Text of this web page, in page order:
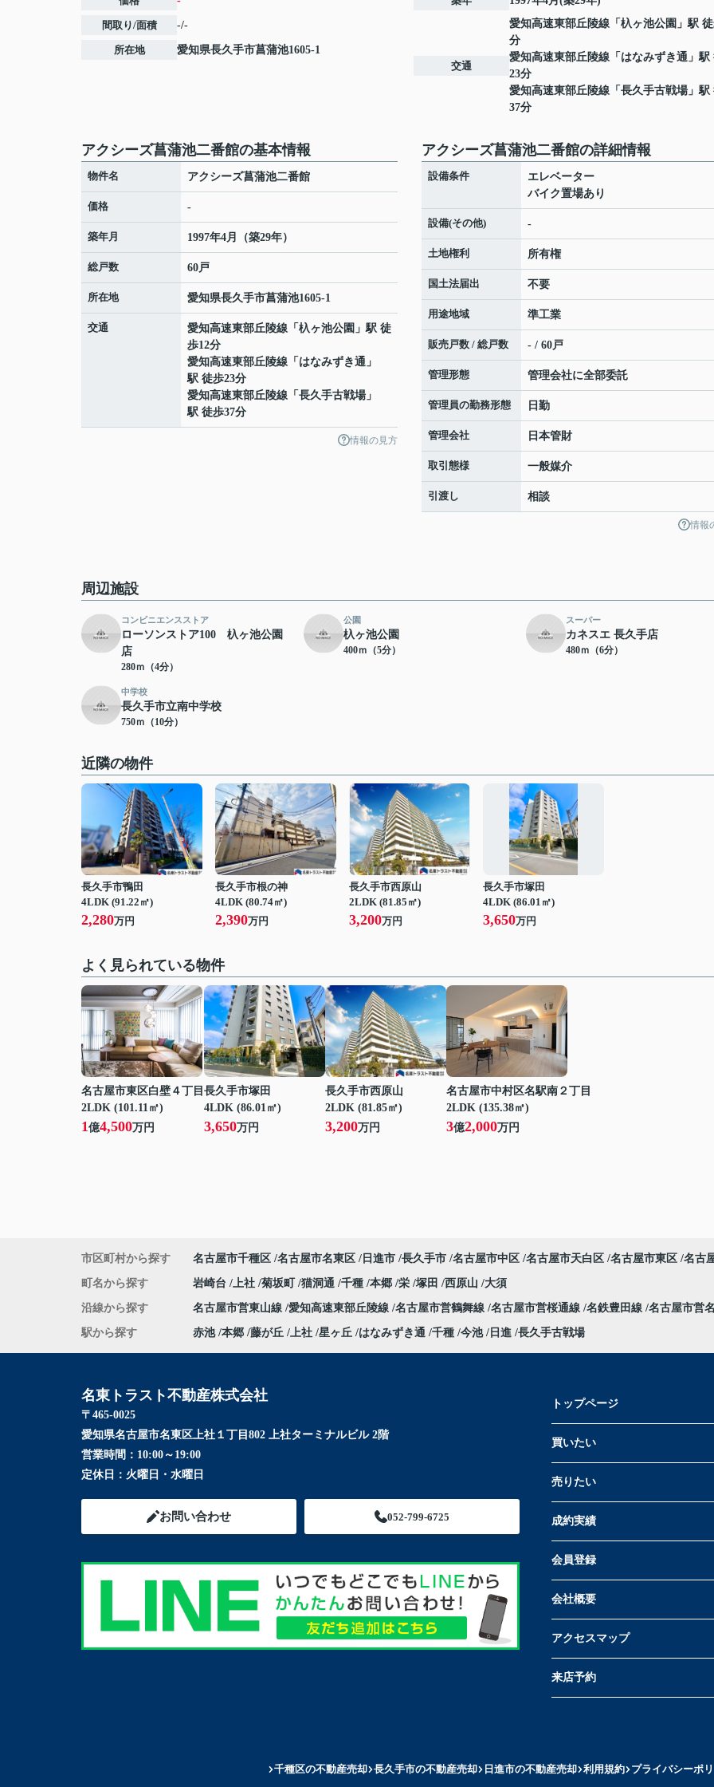
間取り/面積 -/-
所在地 愛知県長久手市菖蒲池1605-1
交通
愛知高速東部丘陵線 「 杁ヶ池公園 」駅
分
愛知高速東部丘陵線 「 はなみずき通 」
23分
愛知高速東部丘陵線 「 長久手古戦場」駅
37分
アクシーズ菖蒲池二番館の基本情報
物件名 アクシーズ菖蒲池二番館
価格 -
築年月 1997年4月（築29年）
総戸数 60戸
所在地 愛知県長久手市菖蒲池1605-1
交通 愛知高速東部丘陵線 「 杁ヶ池公園 」駅 徒
歩12分
愛知高速東部丘陵線 「 はなみずき通 」
駅 徒歩23分
愛知高速東部丘陵線 「 長久手古戦場」
駅 徒歩37分
情報の見方
アクシーズ菖蒲池二番館の詳細情報
設備条件
エレベーター
バイク置場あり
設備(その他) -
土地権利 所有権
国土法届出 不要
用途地域 準工業
販売戸数 / 総戸数 - / 60戸
管理形態 管理会社に全部委託
管理員の勤務形態 日勤
管理会社 日本管財
取引態様 一般媒介
引渡し 相談
情報
周辺施設
コンビニエンスストア
ローソンストア100 杁ヶ池公園
店
280ｍ（4分）
公園
杁ヶ池公園
400ｍ（5分）
スーパー
カネスエ 長久手店
480ｍ（6分）
中学校
長久手市立南中学校
750ｍ（10分）
近隣の物件
長久手市鴨田
4LDK (91.22㎡)
2,280万円
長久手市根の神
4LDK (80.74㎡)
2,390万円
長久手市西原山
2LDK (81.85㎡)
3,200万円
長久手市塚田
4LDK (86.01㎡)
3,650万円
よく見られている物件
名古屋市東区白壁４丁目
2LDK (101.11㎡)
1億4,500万円
長久手市塚田
4LDK (86.01㎡)
3,650万円
長久手市西原山
2LDK (81.85㎡)
3,200万円
名古屋市中村区名駅南２丁目
2LDK (135.38㎡)
3億2,000万円
市区町村から探す 名古屋市千種区 名古屋市名東区 日進市 長久手市 名古屋市中区 名古屋市天白区 名古屋市東区 名古
町名から探す 岩崎台 上社 菊坂町 猫洞通 千種 本郷 栄 塚田 西原山 大須
沿線から探す 名古屋市営東山線 愛知高速東部丘陵線 名古屋市営鶴舞線 名古屋市営桜通線 名鉄豊田線 名古屋市営
駅から探す 赤池 本郷 藤が丘 上社 星ヶ丘 はなみずき通 千種 今池 日進 長久手古戦場
名東トラスト不動産株式会社
〒465-0025
愛知県名古屋市名東区上社１丁目802 上社ターミナルビル 2階
営業時間： 10:00～19:00
定休日： 火曜日・水曜日
お問い合わせ 052-799-6725
トップページ
買いたい
売りたい
成約実績
会員登録
会社概要
アクセスマップ
来店予約
千種区の不動産売却 長久手市の不動産売却 日進市の不動産売却 利用規約 プライバシーポ